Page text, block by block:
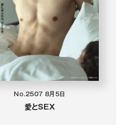
No.2507 8月5日
愛とSEX